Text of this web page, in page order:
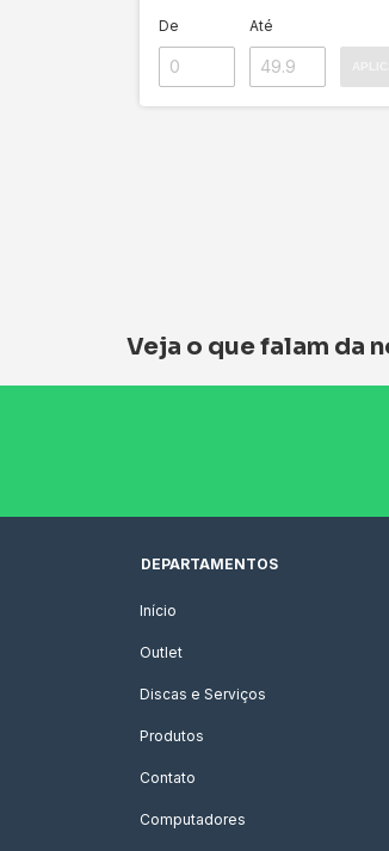
De Até
Veja o que falam da
DEPARTAMENTOS
Início
Outlet
Discas e Serviços
Produtos
Contato
Computadores